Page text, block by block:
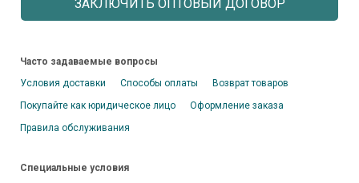
ЗАКЛЮЧИТЬ ОПТОВЫЙ ДОГОВОР
Часто задаваемые вопросы
Условия доставки
Способы оплаты
Возврат товаров
Покупайте как юридическое лицо
Оформление заказа
Правила обслуживания
Специальные условия